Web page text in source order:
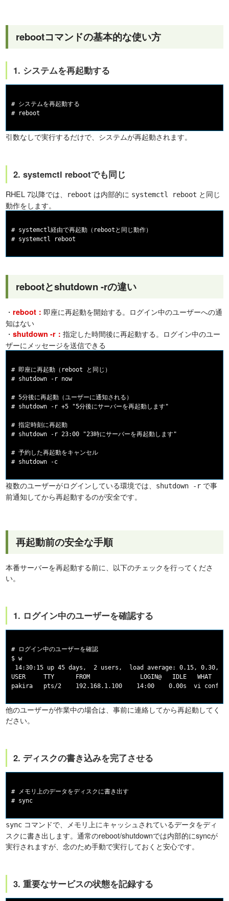
rebootコマンドの基本的な使い方
1. システムを再起動する
# システムを再起動する
引数なしで実行するだけで、システムが再起動されます。
2. systemctl rebootでも同じ
RHEL 7以降では、 reboot は内部的に systemctl reboot と同じ
動作をします。
# systemctl経由で再起動（rebootと同じ動作）
rebootとshutdown -rの違い
・ reboot： 即座に再起動を開始する。ログイン中のユーザーへの通
知はない
・shutdown -r：指定した時間後に再起動する。ログイン中のユー
ザーにメッセージを送信できる
# 即座に再起動（reboot と同じ）
# shutdown -r now
# 5分後に再起動（ユーザーに通知される）
# shutdown -r +5 "5分後にサーバーを再起動します"
# 指定時刻に再起動
# shutdown -r 23:00 "23時にサーバーを再起動します"
# 予約した再起動をキャンセル
複数のユーザーがログインしている環境では、 shutdown -r で事
前通知してから再起動するのが安全です。
再起動前の安全な手順
本番サーバーを再起動する前に、以下のチェックを行ってくださ
い。
1. ログイン中のユーザーを確認する
# ログイン中のユーザーを確認
$ w
14:30:15 up 45 days,  2 users,  load average: 0.15, 0.30,
USER     TTY      FROM              LOGIN@   IDLE   WHAT
他のユーザーが作業中の場合は、事前に連絡してから再起動してく
ださい。
2. ディスクの書き込みを完了させる
# メモリ上のデータをディスクに書き出す
sync コマンドで、メモリ上にキャッシュされているデータをディ
スクに書き出します。通常のreboot/shutdownでは内部的にsyncが
実行されますが、念のため手動で実行しておくと安心です。
3. 重要なサービスの状態を記録する